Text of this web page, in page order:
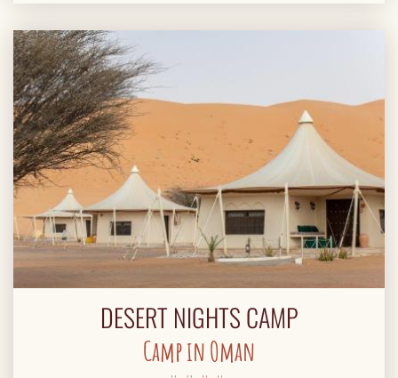
DESERT NIGHTS CAMP
Camp in Oman